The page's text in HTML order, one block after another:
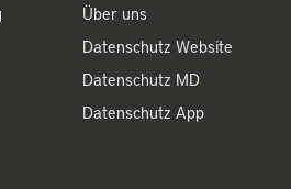
Über uns
Datenschutz Website
Datenschutz MD
Datenschutz App